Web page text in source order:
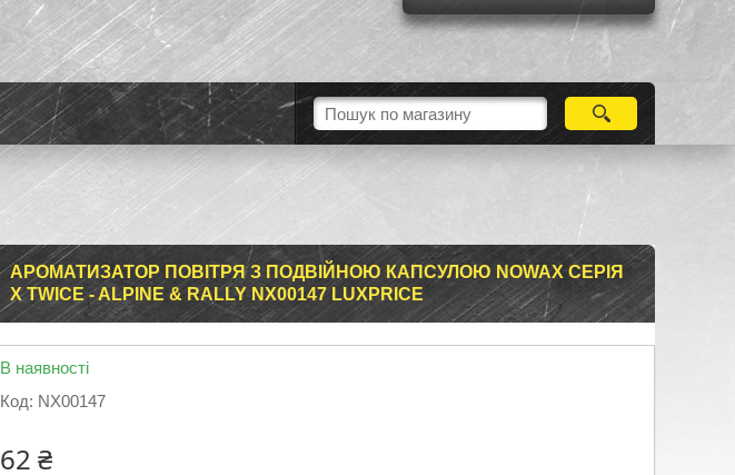
АРОМАТИЗАТОР ПОВІТРЯ З ПОДВІЙНОЮ КАПСУЛОЮ NOWAX СЕРІЯ
X TWICE - ALPINE & RALLY NX00147 LUXPRICE
В наявності
Код: NX00147
62 ₴